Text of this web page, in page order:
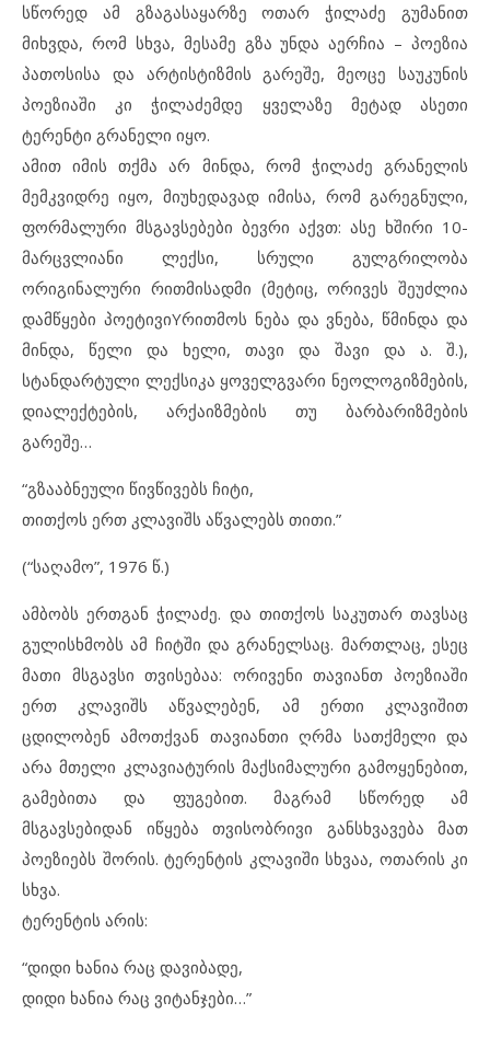
სწორედ ამ გზაგასაყარზე ოთარ ჭილაძე გუმანით
მიხვდა, რომ სხვა, მესამე გზა უნდა აერჩია – პოეზია
პათოსისა და არტისტიზმის გარეშე, მეოცე საუკუნის
პოეზიაში კი ჭილაძემდე ყველაზე მეტად ასეთი
ტერენტი გრანელი იყო.
ამით იმის თქმა არ მინდა, რომ ჭილაძე გრანელის
მემკვიდრე იყო, მიუხედავად იმისა, რომ გარეგნული,
ფორმალური მსგავსებები ბევრი აქვთ: ასე ხშირი 10-
მარცვლიანი ლექსი, სრული გულგრილობა
ორიგინალური რითმისადმი (მეტიც, ორივეს შეუძლია
დამწყები პოეტივიYრითმოს ნება და ვნება, წმინდა და
მინდა, წელი და ხელი, თავი და შავი და ა. შ.),
სტანდარტული ლექსიკა ყოველგვარი ნეოლოგიზმების,
დიალექტების, არქაიზმების თუ ბარბარიზმების
გარეშე…
“გზააბნეული წივწივებს ჩიტი,
თითქოს ერთ კლავიშს აწვალებს თითი.”
(“საღამო”, 1976 წ.)
ამბობს ერთგან ჭილაძე. და თითქოს საკუთარ თავსაც
გულისხმობს ამ ჩიტში და გრანელსაც. მართლაც, ესეც
მათი მსგავსი თვისებაა: ორივენი თავიანთ პოეზიაში
ერთ კლავიშს აწვალებენ, ამ ერთი კლავიშით
ცდილობენ ამოთქვან თავიანთი ღრმა სათქმელი და
არა მთელი კლავიატურის მაქსიმალური გამოყენებით,
გამებითა და ფუგებით. მაგრამ სწორედ ამ
მსგავსებიდან იწყება თვისობრივი განსხვავება მათ
პოეზიებს შორის. ტერენტის კლავიში სხვაა, ოთარის კი
სხვა.
ტერენტის არის:
“დიდი ხანია რაც დავიბადე,
დიდი ხანია რაც ვიტანჯები…”